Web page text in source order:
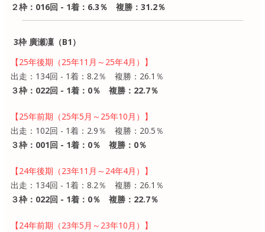
２枠：016回 - 1着：6.3％ 複勝：31.2％
3枠 廣瀬凜（B1）
【25年後期（25年11月～25年4月）】
出走：134回 - 1着：8.2％ 複勝：26.1％
３枠：022回 - 1着：0％ 複勝：22.7％
【25年前期（25年5月～25年10月）】
出走：102回 - 1着：2.9％ 複勝：20.5％
３枠：001回 - 1着：0％ 複勝：0％
【24年後期（23年11月～24年4月）】
出走：134回 - 1着：8.2％ 複勝：26.1％
３枠：022回 - 1着：0％ 複勝：22.7％
【24年前期（23年5月～23年10月）】